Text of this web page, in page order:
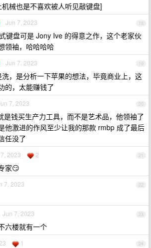
械也是不喜欢被人听见敲键盘]
18
Jun 7, 2023
键盘可是 Jony Ive 的得意之作，这个老家伙
领袖，哈哈哈哈
19
Jun 7, 2023
，是分析一下苹果的想法，毕竟商业上，这
的，太能赚钱了
20
7, 2023
是钱买生产力工具，而不是艺术品，他领袖了
他激进的作风至少让我的那款 rmbp 成了最后
任没了
21
2023 2
家😏
22
7, 2023
23
Jun 7, 2023
六楼就有一个
24
1